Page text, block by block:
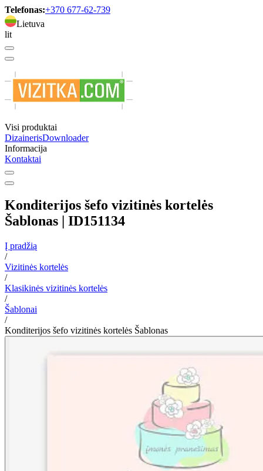
Telefonas:+370 677-62-739
Lietuva
lit
Visi produktai
DizainerisDownloader
Informacija
Kontaktai
Konditerijos šefo vizitinės kortelės
Šablonas | ID151134
Į pradžią
/
Vizitinės kortelės
/
Klasikinės vizitinės kortelės
/
Šablonai
/
Konditerijos šefo vizitinės kortelės Šablonas